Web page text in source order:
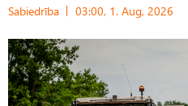
Sabiedrība 03:00, 1. Aug, 2026